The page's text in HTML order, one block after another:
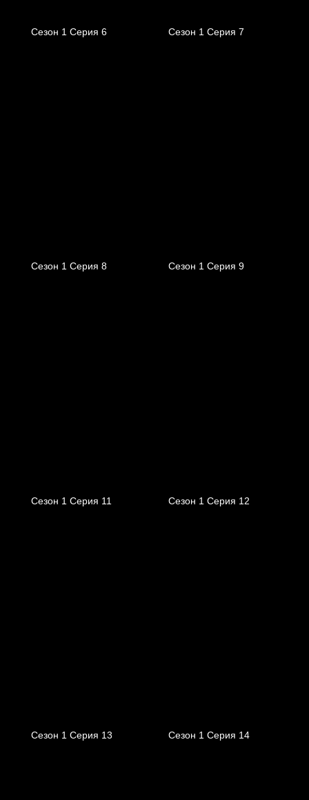
Сезон 1 Серия 6 Сезон 1 Серия 7
Сезон 1 Серия 8 Сезон 1 Серия 9
Сезон 1 Серия 11 Сезон 1 Серия 12
Сезон 1 Серия 13 Сезон 1 Серия 14